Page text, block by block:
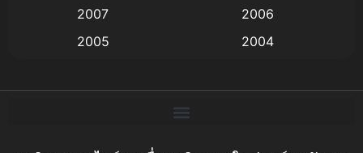
Big tits (นมใหญ่)
Bitch (ผู้หญิงร่าน)
2007
2006
2005
2004